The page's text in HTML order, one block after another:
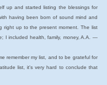
up and started listing the blessings for
having been born of sound mind and
right up to the present moment. The list
I included health, family, money, A.A. —
remember my list, and to be grateful for
list, it's very hard to conclude that